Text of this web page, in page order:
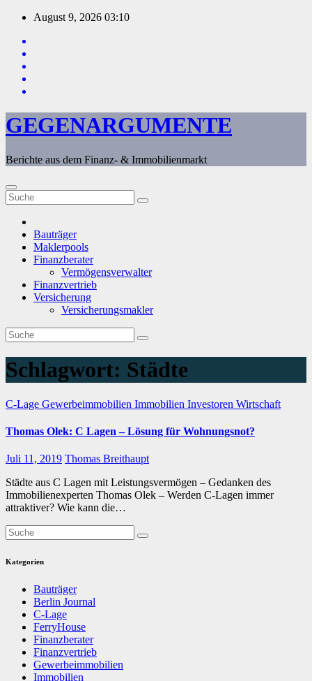
Zum
springen
August 9, 2026 03:10
GEGENARGUMENTE
Berichte aus dem Finanz- & Immobilienmarkt
Bauträger
Maklerpools
Finanzberater
Vermögensverwalter
Finanzvertrieb
Versicherung
Versicherungsmakler
Schlagwort: Städte
C-Lage Gewerbeimmobilien Immobilien Investoren Wirtschaft
Thomas Olek: C Lagen – Lösung für Wohnungsnot?
Juli 11, 2019 Thomas Breithaupt
Städte aus C Lagen mit Leistungsvermögen – Gedanken des
Immobilienexperten Thomas Olek – Werden C-Lagen immer
attraktiver? Wie kann die…
Kategorien
Bauträger
Berlin Journal
C-Lage
FerryHouse
Finanzberater
Finanzvertrieb
Gewerbeimmobilien
Immobilien